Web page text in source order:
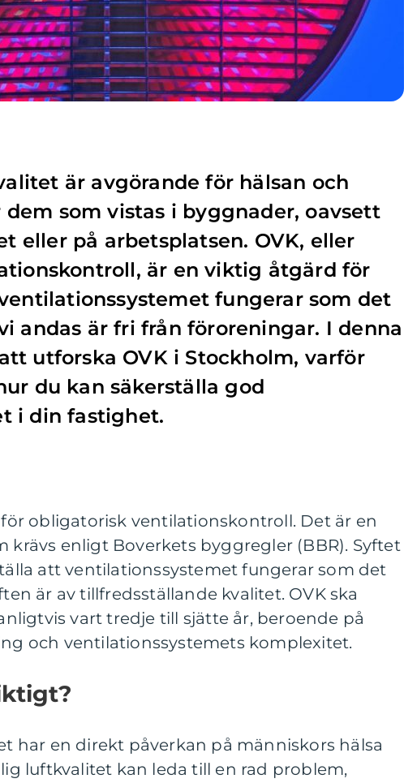
är avgörande för hälsan och
som vistas i byggnader, oavsett
eller på arbetsplatsen. OVK, eller
är en viktig åtgärd för
fungerar som det
andas är fri från föroreningar. I denna
utforska OVK i Stockholm, varför
du kan säkerställa god
i din fastighet.
obligatorisk ventilationskontroll. Det är en
krävs enligt Boverkets byggregler (BBR). Syftet
att ventilationssystemet fungerar som det
är av tillfredsställande kvalitet. OVK ska
vart tredje till sjätte år, beroende på
och ventilationssystemets komplexitet.
har en direkt påverkan på människors hälsa
luftkvalitet kan leda till en rad problem,